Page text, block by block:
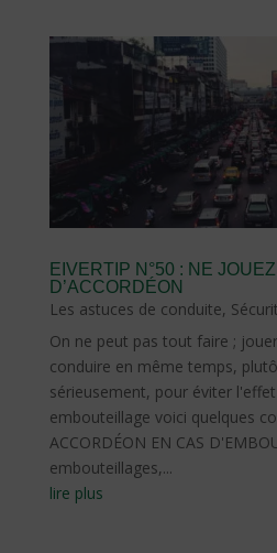
EIVERTIP N°50 : NE
D’ACCORDÉON
Les astuces de conduite,
On ne peut pas tout faire ;
conduire en même temps,
sérieusement, pour éviter
embouteillage voici quelques
ACCORDÉON EN CAS
embouteillages,...
lire plus